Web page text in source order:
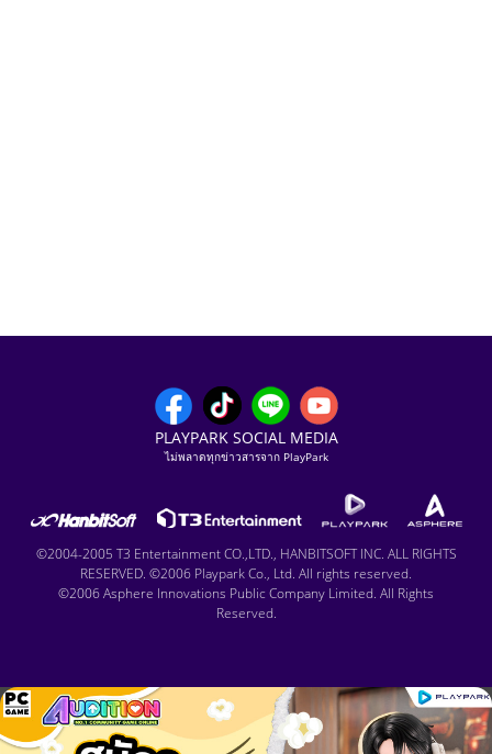
PLAYPARK SOCIAL MEDIA
ไม่พลาดทุกข่าวสารจาก PlayPark
©2004-2005 T3 Entertainment CO.,LTD., HANBITSOFT INC. ALL RIGHTS
RESERVED. ©2006 Playpark Co., Ltd. All rights reserved.
©2006 Asphere Innovations Public Company Limited. All Rights
Reserved.